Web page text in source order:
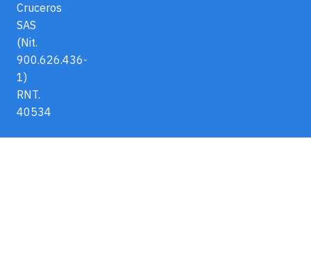
Cruceros
SAS
(Nit.
900.626.436-
1)
RNT.
40534